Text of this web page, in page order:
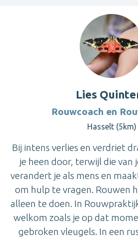
Lies
Rouwcoach en
Hasselt (5km)
Bij intens verlies en verdriet
je heen door, terwijl die van
verandert je als mens en
om hulp te vragen. Rouwen
alleen te doen. In
welkom zoals je op dat
gebroken vleugels. In een